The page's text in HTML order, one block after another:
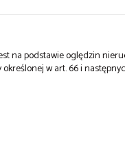
na podstawie oględzin
w art. 66 i